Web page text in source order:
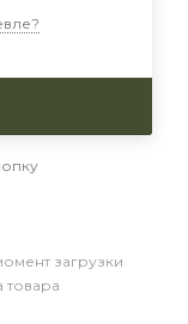
загрузки
товара